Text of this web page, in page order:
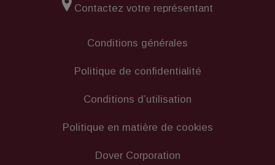
Contactez votre représentant
Conditions générales
Politique de confidentialité
Conditions d’utilisation
Politique en matière de cookies
Dover Corporation